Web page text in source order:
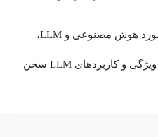
در آینده‌ای نزدیک بیشتر از این در مورد هوش مصنوعی و LLM،
ترنسفورمر های یادگیری ماشین و ویژگی و کاربردهای LLM سخن